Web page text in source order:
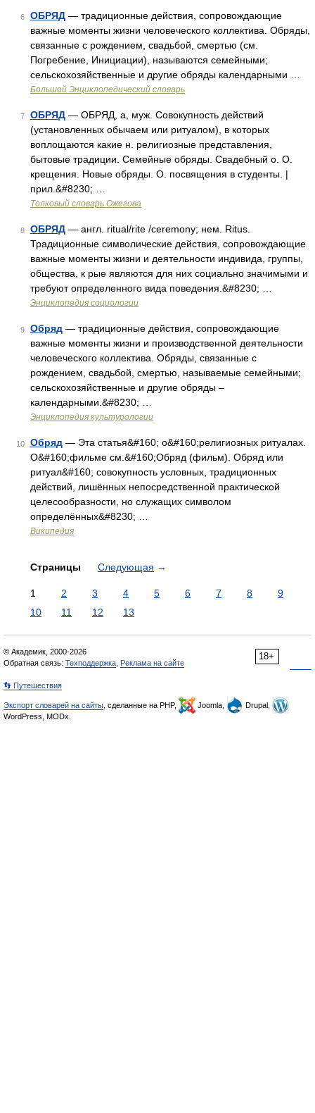
6 ОБРЯД — традиционные действия, сопровождающие
важные моменты жизни человеческого коллектива. Обряды,
связанные с рождением, свадьбой, смертью (см.
Погребение, Инициации), называются семейными;
сельскохозяйственные и другие обряды календарными …
Большой Энциклопедический словарь
7 ОБРЯД — ОБРЯД, а, муж. Совокупность действий
(установленных обычаем или ритуалом), в которых
воплощаются какие н. религиозные представления,
бытовые традиции. Семейные обряды. Свадебный о. О.
крещения. Новые обряды. О. посвящения в студенты. |
прил.&#8230; …
Толковый словарь Ожегова
8 ОБРЯД — англ. ritual/rite /ceremony; нем. Ritus.
Традиционные символические действия, сопровождающие
важные моменты жизни и деятельности индивида, группы,
общества, к рые являются для них социально значимыми и
требуют определенного вида поведения.&#8230; …
Энциклопедия социологии
9 Обряд — традиционные действия, сопровождающие
важные моменты жизни и производственной деятельности
человеческого коллектива. Обряды, связанные с
рождением, свадьбой, смертью, называемые семейными;
сельскохозяйственные и другие обряды –
календарными.&#8230; …
Энциклопедия культурологии
10 Обряд — Эта статья&#160; о&#160;религиозных ритуалах.
О&#160;фильме см.&#160;Обряд (фильм). Обряд или
ритуал&#160; совокупность условных, традиционных
действий, лишённых непосредственной практической
целесообразности, но служащих символом
определённых&#8230; …
Википедия
Страницы Следующая →
1 2 3 4 5 6 7 8
9
10
11 12 13
18+
© Академик, 2000-2026
Обратная связь: Техподдержка Реклама на сайте
👣 Путешествия
Экспорт словарей на сайты , сделанные на PHP, Joomla,
Drupal,
WordPress, MODx.